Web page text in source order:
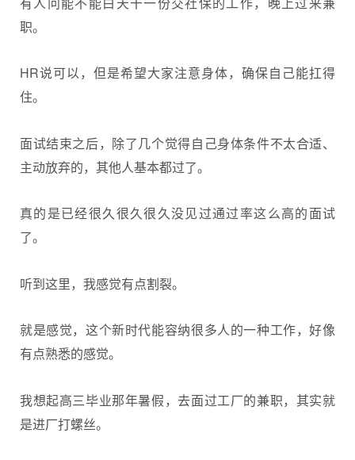
职。
HR说可以，但是希望大家注意身体，确保自己能扛得
住。
面试结束之后，除了几个觉得自己身体条件不太合适、
主动放弃的，其他人基本都过了。
真的是已经很久很久很久没见过通过率这么高的面试
了。
听到这里，我感觉有点割裂。
就是感觉，这个新时代能容纳很多人的一种工作，好像
有点熟悉的感觉。
我想起高三毕业那年暑假，去面过工厂的兼职，其实就
是进厂打螺丝。